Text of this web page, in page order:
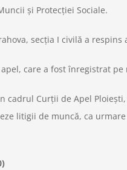
şi Protecţiei Sociale.
secţia I civilă a
care a fost înregistrat
cadrul Curţii de Apel
litigii de muncă, ca